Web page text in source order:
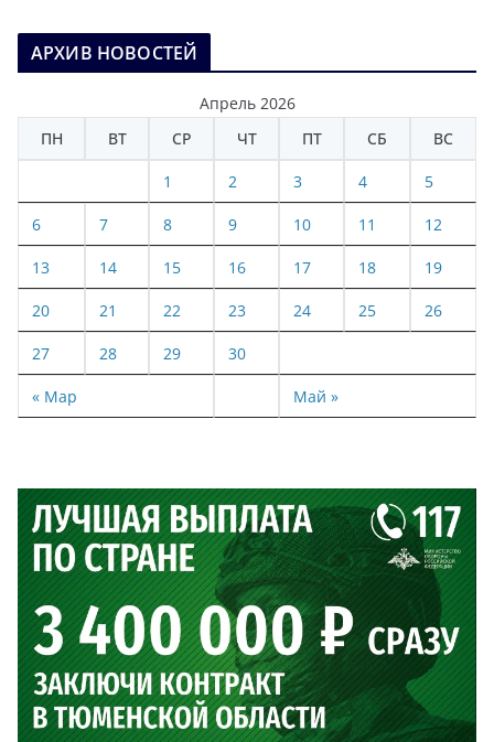
АРХИВ НОВОСТЕЙ
Апрель 2026
ПН
ВТ СР ЧТ ПТ СБ ВС
« Мар Май »
1 2 3 4 5
6 7 8 9 10 11 12
13 14 15 16 17 18 19
20 21 22 23 24 25 26
27 28 29 30